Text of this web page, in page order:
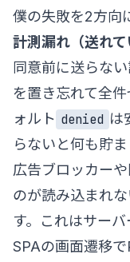
僕の失敗を2方向
計測漏れ（送れて
同意前に送らな
を置き忘れて全
ォルト denied は
らないと何も貯ま
広告ブロッカー
のが読み込まれ
す。これはサー
SPAの画面遷移で